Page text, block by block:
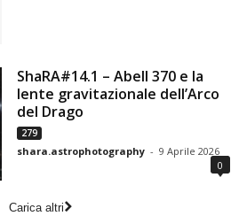
ShaRA#14.1 – Abell 370 e la
lente gravitazionale dell’Arco
del Drago
279
shara.astrophotography - 9 Aprile 2026
0
Carica altri